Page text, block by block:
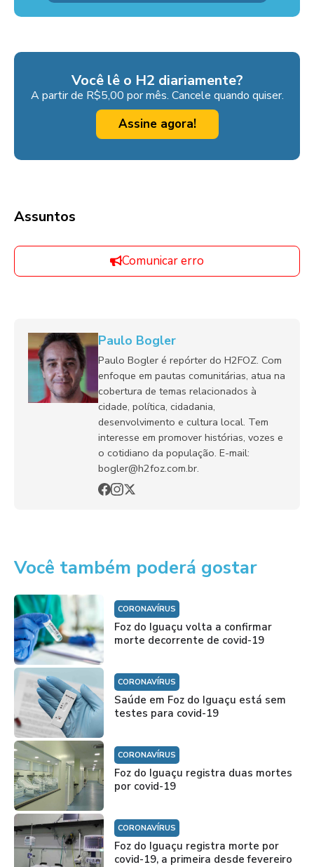
Você lê o H2 diariamente?
A partir de R$5,00 por mês. Cancele quando quiser.
Assine agora!
Assuntos
Comunicar erro
Paulo Bogler
Paulo Bogler é repórter do H2FOZ. Com
enfoque em pautas comunitárias, atua na
cobertura de temas relacionados à
cidade, política, cidadania,
desenvolvimento e cultura local. Tem
interesse em promover histórias, vozes e
o cotidiano da população. E-mail:
bogler@h2foz.com.br.
Você também poderá gostar
CORONAVÍRUS
Foz do Iguaçu volta a confirmar
morte decorrente de covid-19
CORONAVÍRUS
Saúde em Foz do Iguaçu está sem
testes para covid-19
CORONAVÍRUS
Foz do Iguaçu registra duas mortes
por covid-19
CORONAVÍRUS
Foz do Iguaçu registra morte por
covid-19, a primeira desde fevereiro